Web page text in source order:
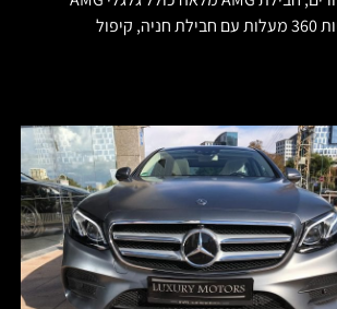
19 אינץ', מערכת בטיחות מלאה DISTRONIC כולל שמירת מרחק אדפטיבית עם נהיגה סמי אוטונומית וסטיה ובקרת נתיב.כניסה והתנעה ללא מפתח Keyless-Go, מצלמות הקפיות 360 מעלות עם חבילת חניה, קיפול